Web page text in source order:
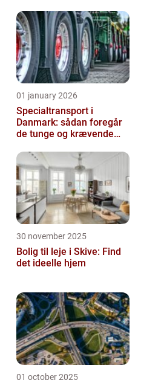
01 january 2026
Specialtransport i
Danmark: sådan foregår
de tunge og krævende
30 november 2025
Bolig til leje i Skive: Find
det ideelle hjem
01 october 2025